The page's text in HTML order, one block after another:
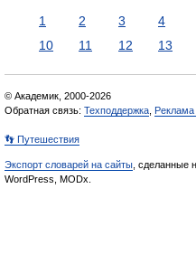
1 2 3 4
10
11 12 13
© Академик, 2000-2026
Обратная связь: Техподдержка Реклама
👣 Путешествия
Экспорт словарей на сайты , сделанные
WordPress, MODx.